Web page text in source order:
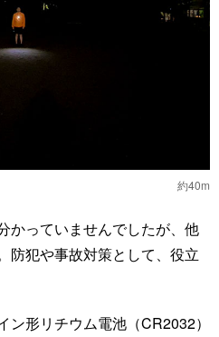
約40m
かっていませんでしたが、他
防犯や事故対策として、役立
ン形リチウム電池（CR2032）